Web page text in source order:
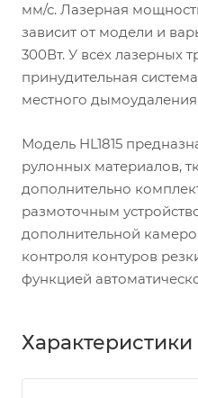
мм/с. Лазерная
зависит от модели и
300Вт. У всех лазерных
принудительная
местного
Модель HL1815
рулонных материалов,
дополнительно
размоточным
дополнительной
контроля контуров
функцией
Характеристики